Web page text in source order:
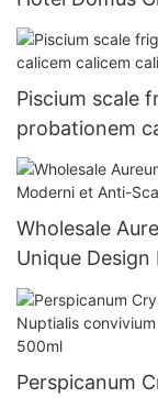
Piscium scale
probationem
calicem
Wholesale
Unique
Steel Cutlery
Perspicanum